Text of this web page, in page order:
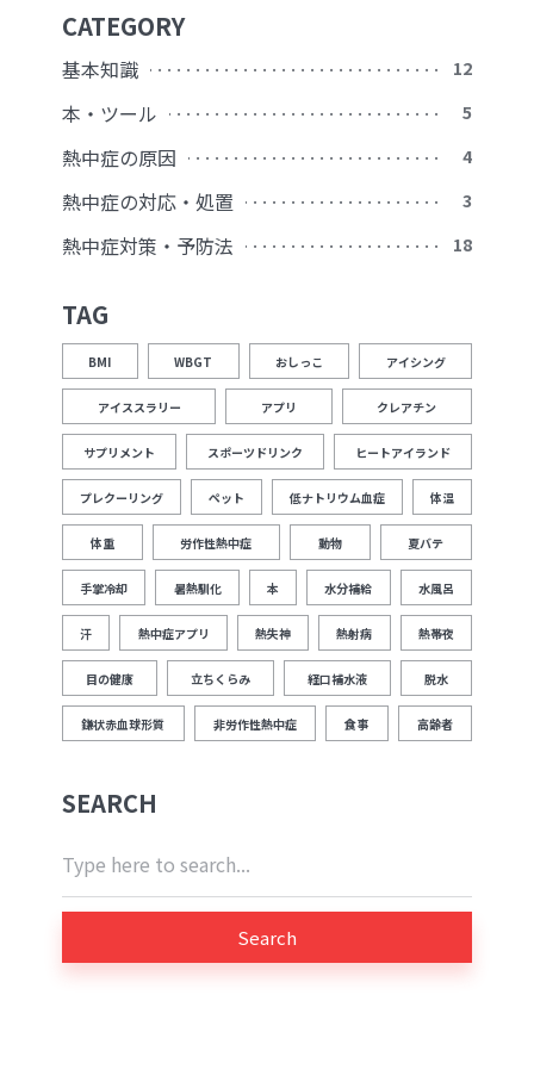
CATEGORY
基本知識 12
本・ツール 5
熱中症の原因 4
熱中症の対応・処置 3
熱中症対策・予防法 18
TAG
BMI WBGT おしっこ アイシング
アイススラリー アプリ クレアチン
サプリメント スポーツドリンク ヒートアイランド
プレクーリング ペット 低ナトリウム血症 体温
体重 労作性熱中症 動物 夏バテ
手掌冷却 暑熱馴化 本 水分補給 水風呂
汗 熱中症アプリ 熱失神 熱射病 熱帯夜
目の健康 立ちくらみ 経口補水液 脱水
鎌状赤血球形質 非労作性熱中症 食事 高齢者
SEARCH
Search